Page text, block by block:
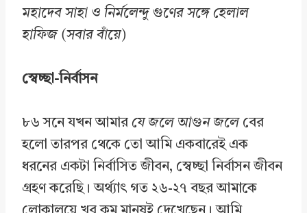
মহাদেব সাহা ও নির্মলেন্দু গুণের সঙ্গে হেলাল
হাফিজ (সবার বাঁয়ে)
স্বেচ্ছা-নির্বাসন
৮৬ সনে যখন আমার যে জলে আগুন জলেবের
হলো তারপর থেকে তো আমি একবারেই এক
ধরনের একটা নির্বাসিত জীবন, স্বেচ্ছা নির্বাসন জীবন
গ্রহণ করেছি। অর্থ্যাৎ গত ২৬-২৭ বছর আমাকে